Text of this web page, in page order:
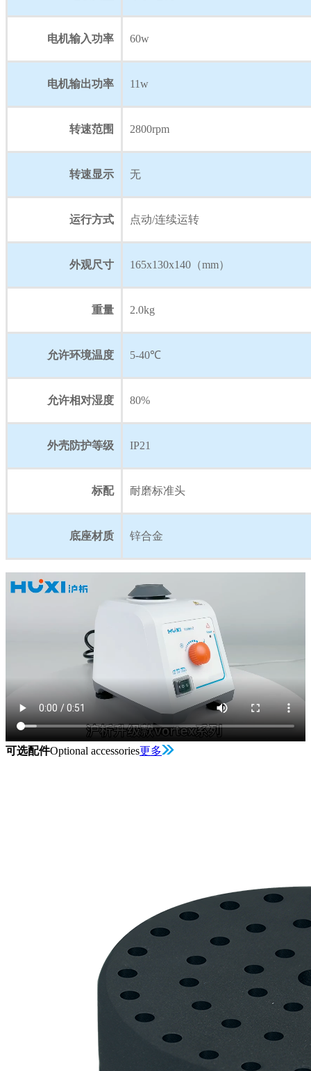
电机输入功率 60w
电机输出功率 11w
转速范围 2800rpm
转速显示 无
运行方式 点动/连续运转
外观尺寸 165x130x140（mm）
重量 2.0kg
允许环境温度 5-40℃
允许相对湿度 80%
外壳防护等级 IP21
标配 耐磨标准头
底座材质 锌合金
可选配件Optional accessories更多